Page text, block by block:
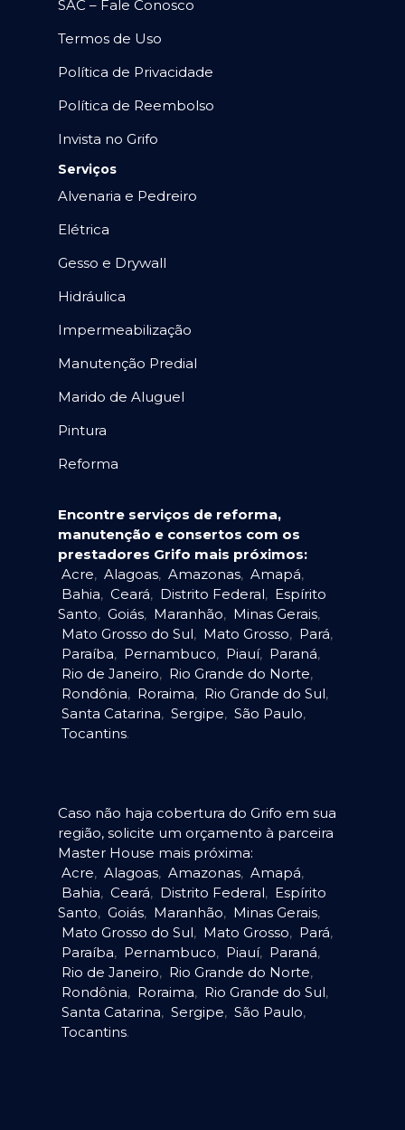
SAC – Fale Conosco
Termos de Uso
Política de Privacidade
Política de Reembolso
Invista no Grifo
Serviços
Alvenaria e Pedreiro
Elétrica
Gesso e Drywall
Hidráulica
Impermeabilização
Manutenção Predial
Marido de Aluguel
Pintura
Reforma
Encontre serviços de reforma,
manutenção e consertos com os
prestadores Grifo mais próximos:
Acre, Alagoas, Amazonas, Amapá,
Bahia, Ceará, Distrito Federal, Espírito
Santo, Goiás, Maranhão, Minas Gerais,
Mato Grosso do Sul, Mato Grosso, Pará,
Paraíba, Pernambuco, Piauí, Paraná,
Rio de Janeiro, Rio Grande do Norte,
Rondônia, Roraima, Rio Grande do Sul,
Santa Catarina, Sergipe, São Paulo,
Tocantins.
Caso não haja cobertura do Grifo em sua
região, solicite um orçamento à parceira
Master House mais próxima:
Acre, Alagoas, Amazonas, Amapá,
Bahia, Ceará, Distrito Federal, Espírito
Santo, Goiás, Maranhão, Minas Gerais,
Mato Grosso do Sul, Mato Grosso, Pará,
Paraíba, Pernambuco, Piauí, Paraná,
Rio de Janeiro, Rio Grande do Norte,
Rondônia, Roraima, Rio Grande do Sul,
Santa Catarina, Sergipe, São Paulo,
Tocantins.